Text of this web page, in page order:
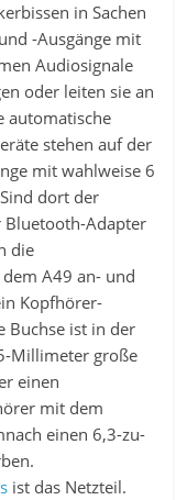
in Sachen
-Ausgänge mit
Audiosignale
oder leiten sie an
automatische
stehen auf der
mit wahlweise 6
dort der
Bluetooth-Adapter
die
A49 an- und
Kopfhörer-
Buchse ist in der
Millimeter große
einen
mit dem
einen 6,3-zu-
ist das Netzteil.